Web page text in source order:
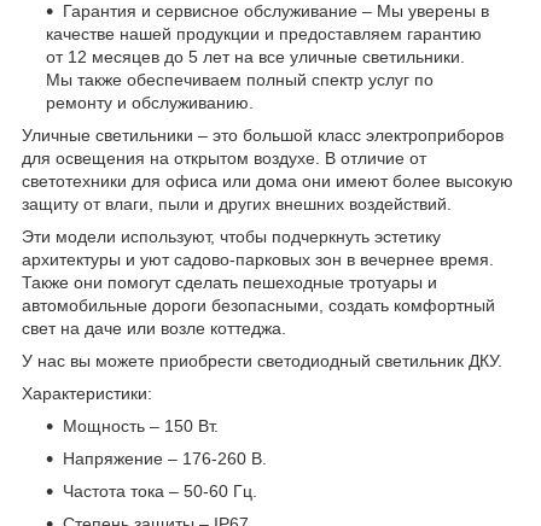
Гарантия и сервисное обслуживание – Мы уверены в
качестве нашей продукции и предоставляем гарантию
от 12 месяцев до 5 лет на все уличные светильники.
Мы также обеспечиваем полный спектр услуг по
ремонту и обслуживанию.
Уличные светильники – это большой класс электроприборов
для освещения на открытом воздухе. В отличие от
светотехники для офиса или дома они имеют более высокую
защиту от влаги, пыли и других внешних воздействий.
Эти модели используют, чтобы подчеркнуть эстетику
архитектуры и уют садово-парковых зон в вечернее время.
Также они помогут сделать пешеходные тротуары и
автомобильные дороги безопасными, создать комфортный
свет на даче или возле коттеджа.
У нас вы можете приобрести светодиодный светильник ДКУ.
Характеристики:
Мощность – 150 Вт.
Напряжение – 176-260 В.
Частота тока – 50-60 Гц.